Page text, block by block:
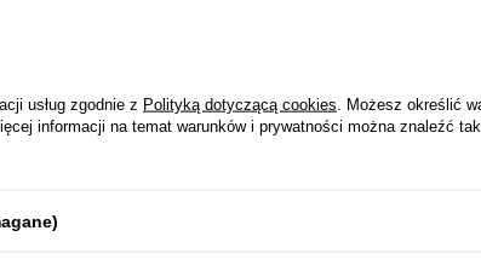
usług zgodnie z Polityką dotyczącą cookies . Możesz określić
informacji na temat warunków i prywatności można znaleźć